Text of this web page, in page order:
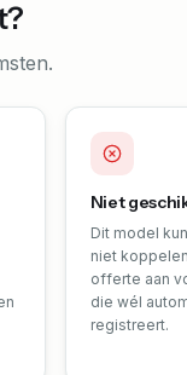
Niet
Dit model
niet
offerte aan
die wél
registreert.